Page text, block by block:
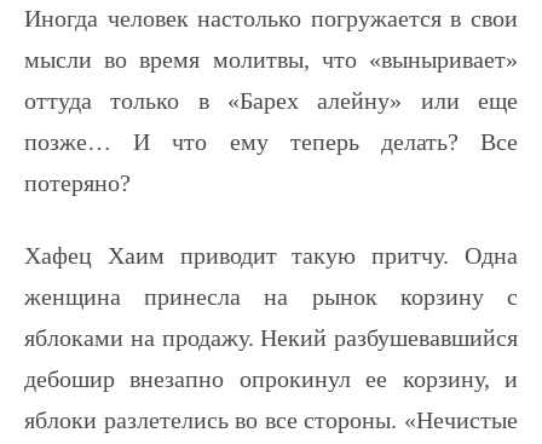
Иногда человек настолько погружается в свои
мысли во время молитвы, что «выныривает»
оттуда только в «Барех алейну» или еще
позже… И что ему теперь делать? Все
потеряно?
Хафец Хаим приводит такую притчу. Одна
женщина принесла на рынок корзину с
яблоками на продажу. Некий разбушевавшийся
дебошир внезапно опрокинул ее корзину, и
яблоки разлетелись во все стороны. «Нечистые